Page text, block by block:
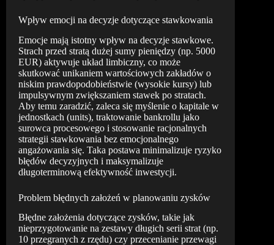
Wpływ emocji na decyzje dotyczące stawkowania
Emocje mają istotny wpływ na decyzje stawkowe.
Strach przed stratą dużej sumy pieniędzy (np. 5000
EUR) aktywuje układ limbiczny, co może
skutkować unikaniem wartościowych zakładów o
niskim prawdopodobieństwie (wysokie kursy) lub
impulsywnym zwiększaniem stawek po stratach.
Aby temu zaradzić, zaleca się myślenie o kapitale w
jednostkach (units), traktowanie bankrollu jako
surowca procesowego i stosowanie racjonalnych
strategii stawkowania bez emocjonalnego
angażowania się. Taka postawa minimalizuje ryzyko
błędów decyzyjnych i maksymalizuje
długoterminową efektywność inwestycji.
Problem błędnych założeń w planowaniu zysków
Błędne założenia dotyczące zysków, takie jak
nieprzygotowanie na zestawy długich serii strat (np.
10 przegranych z rzędu) czy przecenianie przewagi